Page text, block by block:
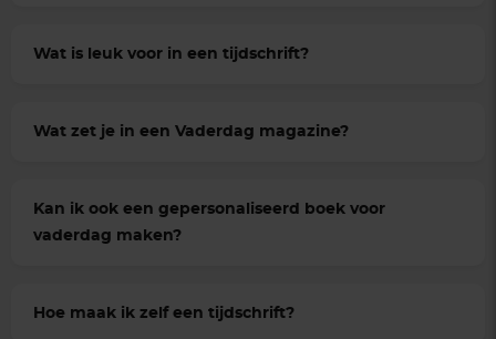
Wat is leuk voor in een tijdschrift?
Wat zet je in een Vaderdag magazine?
Kan ik ook een gepersonaliseerd boek voor
vaderdag maken?
Hoe maak ik zelf een tijdschrift?